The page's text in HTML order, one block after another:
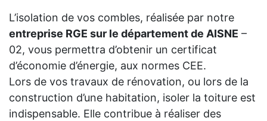
L’isolation de vos combles, réalisée par notre
entreprise RGE sur le département de AISNE –
02, vous permettra d’obtenir un certificat
d’économie d’énergie, aux normes CEE.
Lors de vos travaux de rénovation, ou lors de la
construction d’une habitation, isoler la toiture est
indispensable. Elle contribue à réaliser des